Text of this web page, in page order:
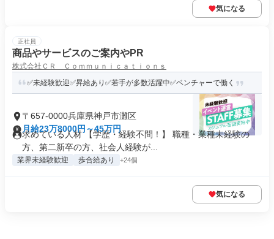
気になる
正社員
商品やサービスのご案内やPR
株式会社ＣＲ Ｃｏｍｍｕｎｉｃａｔｉｏｎｓ
✅未経験歓迎✅昇給あり✅若手が多数活躍中✅ベンチャーで働く
〒657-0000兵庫県神戸市灘区
月給23万8000円～45万円
求めている人材 【学歴・経験不問！】 職種・業種未経験の
方、第二新卒の方、社会人経験が...
業界未経験歓迎 歩合給あり +24個
気になる